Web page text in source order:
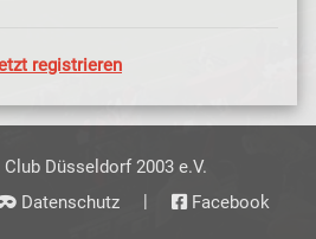
registrieren
Düsseldorf 2003 e.V.
Datenschutz | Facebook